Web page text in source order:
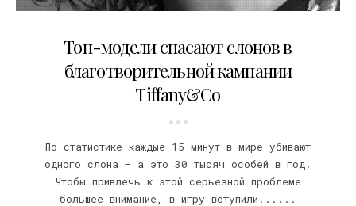
Топ-модели спасают слонов в
благотворительной кампании
Tiffany&Co
По статистике каждые 15 минут в мире убивают
одного слона – а это 30 тысяч особей в год.
Чтобы привлечь к этой серьезной проблеме
большее внимание, в игру вступили......